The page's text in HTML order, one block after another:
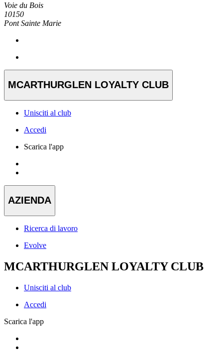
Voie du Bois
10150
Pont Sainte Marie
MCARTHURGLEN LOYALTY CLUB
Unisciti al club
Accedi
Scarica l'app
AZIENDA
Ricerca di lavoro
Evolve
MCARTHURGLEN LOYALTY CLUB
Unisciti al club
Accedi
Scarica l'app